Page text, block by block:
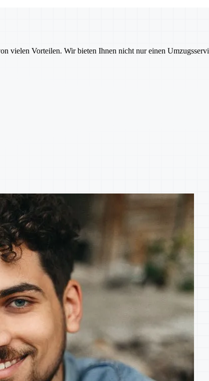
vielen Vorteilen. Wir bieten Ihnen nicht nur einen